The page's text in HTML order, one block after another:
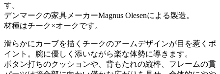
す。
デンマークの家具メーカーMagnus Olesenによる製造。
材種はチーク×オークです。
滑らかにカーブを描くチークのアームデザインが目を惹くポ
イント。腕に優しく添いながら楽な体勢に導きます。
ボタン打ちのクッションや、背もたれの縦棒、フレームの貫